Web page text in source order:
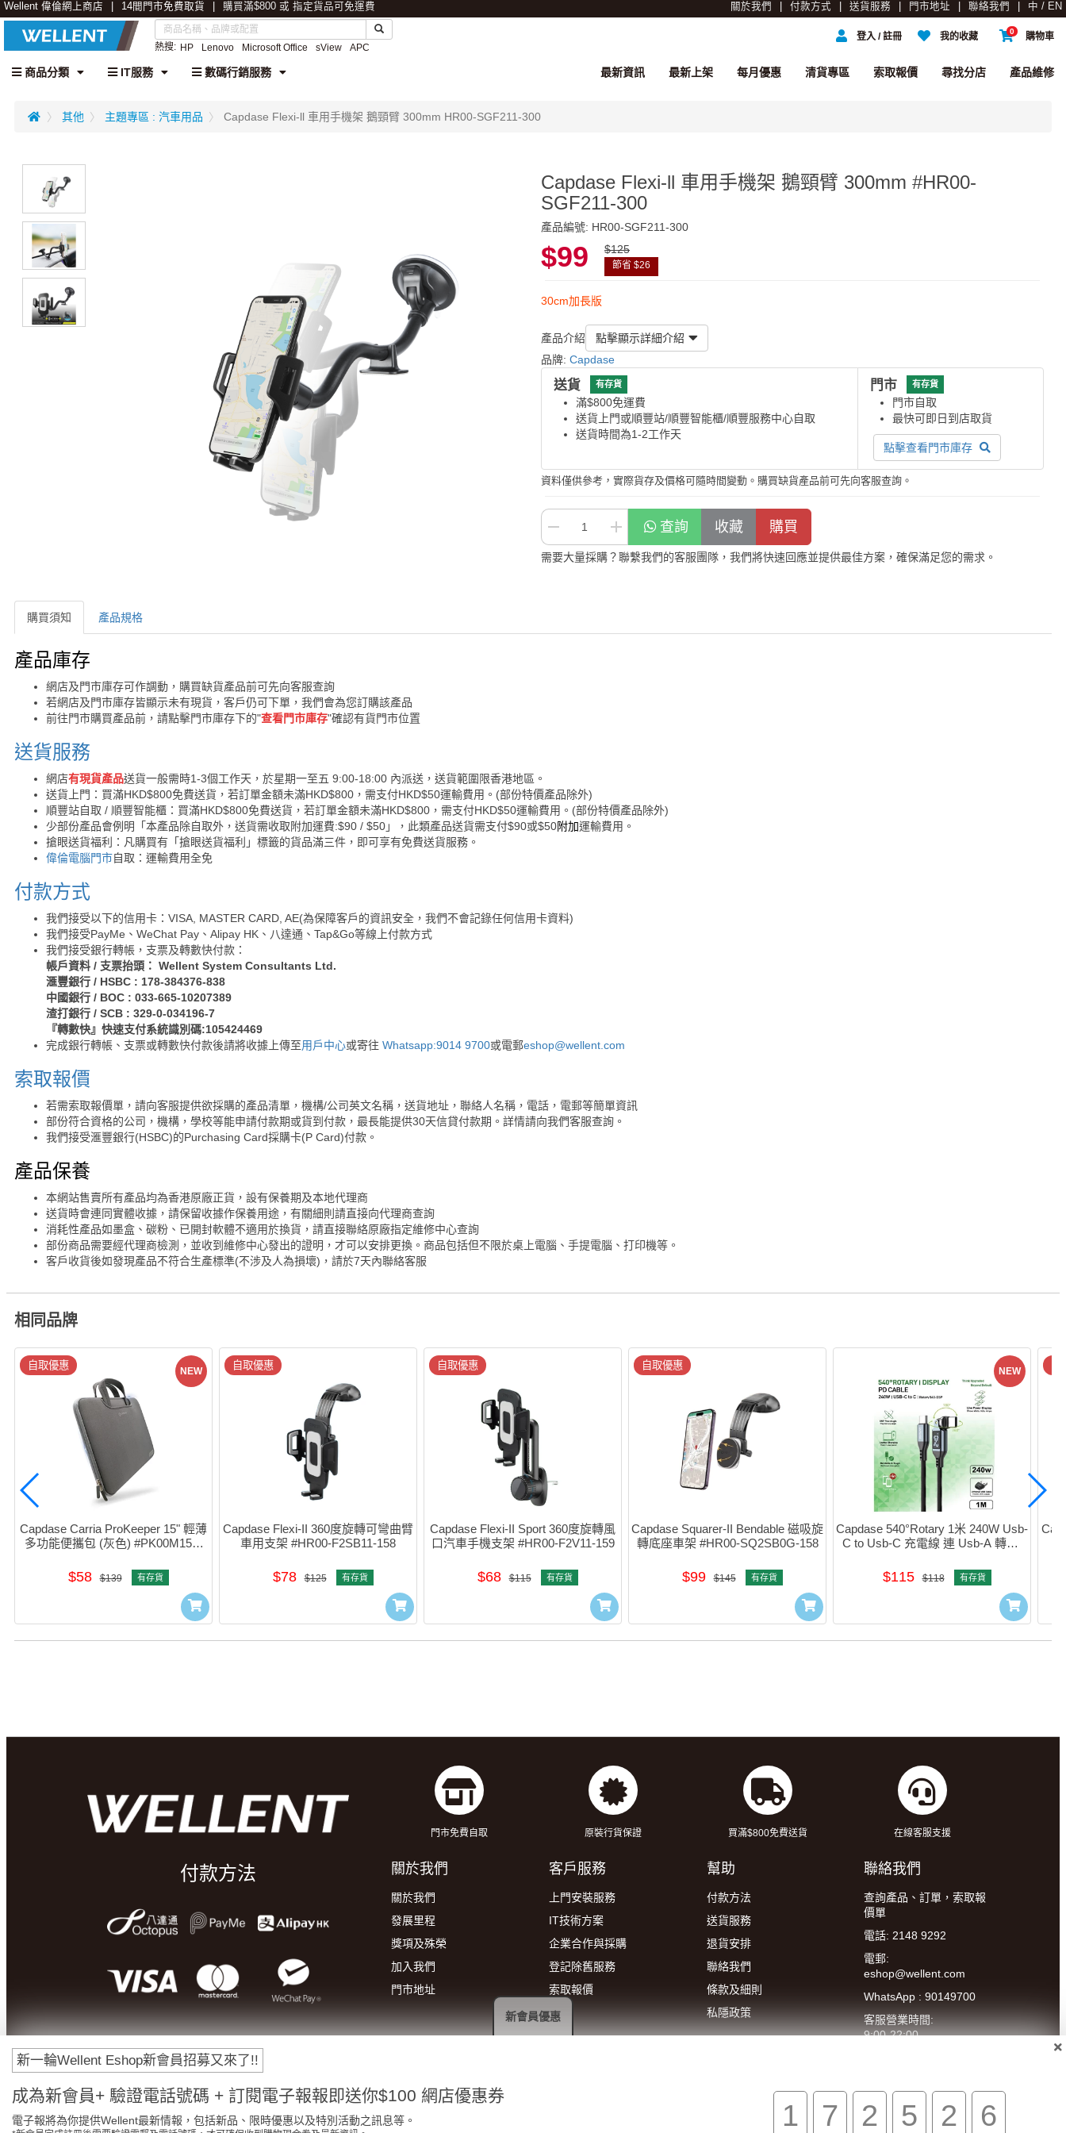
Wellent 偉倫網上商店 14間門市免費取貨 購買滿$800 或 指定貨品可免運費 關於我們 付款方式 送貨服務 門市地址 聯絡我們 中 / EN
熱搜: HP Lenovo Microsoft Office sView APC
0 購物車
我的收藏
登入 / 註冊
商品分類 IT服務 數碼行銷服務 產品維修
尋找分店
索取報價
清貨專區
每月優惠
最新上架
最新資訊
其他 主題專區 : 汽車用品 Capdase Flexi-ll 車用手機架 鵝頸臂 300mm HR00-SGF211-300
Capdase Flexi-ll 車用手機架 鵝頸臂 300mm #HR00-
SGF211-300
產品編號: HR00-SGF211-300
$99 $125
節省 $26
30cm加長版
產品介紹
點擊顯示詳細介紹
品牌: Capdase
送貨 有存貨
滿$800免運費
送貨上門或順豐站/順豐智能櫃/順豐服務中心自取
送貨時間為1-2工作天
門市 有存貨
門市自取
最快可即日到店取貨
點擊查看門市庫存
資料僅供參考，實際貨存及價格可隨時間變動。購買缺貨產品前可先向客服查詢。
查詢
需要大量採購？聯繫我們的客服團隊，我們將快速回應並提供最佳方案，確保滿足您的需求。
購買須知 產品規格
購買須知
產品庫存
網店及門市庫存可作調動，購買缺貨產品前可先向客服查詢
若網店及門市庫存皆顯示未有現貨，客戶仍可下單，我們會為您訂購該產品
前往門市購買產品前，請點擊門市庫存下的"查看門市庫存"確認有貨門市位置
送貨服務
網店有現貨產品送貨一般需時1-3個工作天，於星期一至五 9:00-18:00 內派送，送貨範圍限香港地區。
送貨上門：買滿HKD$800免費送貨，若訂單金額未滿HKD$800，需支付HKD$50運輸費用。(部份特價產品除外)
順豐站自取 / 順豐智能櫃：買滿HKD$800免費送貨，若訂單金額未滿HKD$800，需支付HKD$50運輸費用。(部份特價產品除外)
少部份產品會例明「本產品除自取外，送貨需收取附加運費:$90 / $50」，此類產品送貨需支付$90或$50附加運輸費用。
搶眼送貨福利：凡購買有「搶眼送貨福利」標籤的貨品滿三件，即可享有免費送貨服務。
偉倫電腦門市自取：運輸費用全免
付款方式
我們接受以下的信用卡：VISA, MASTER CARD, AE(為保障客戶的資訊安全，我們不會記錄任何信用卡資料)
我們接受PayMe、WeChat Pay、Alipay HK、八達通、Tap&Go等線上付款方式
我們接受銀行轉帳，支票及轉數快付款：
帳戶資料 / 支票抬頭： Wellent System Consultants Ltd.
滙豐銀行 / HSBC : 178-384376-838
中國銀行 / BOC : 033-665-10207389
渣打銀行 / SCB : 329-0-034196-7
『轉數快』快速支付系統識別碼:105424469
完成銀行轉帳、支票或轉數快付款後請將收據上傳至用戶中心或寄往 Whatsapp:9014 9700或電郵eshop@wellent.com
索取報價
若需索取報價單，請向客服提供欲採購的產品清單，機構/公司英文名稱，送貨地址，聯絡人名稱，電話，電郵等簡單資訊
部份符合資格的公司，機構，學校等能申請付款期或貨到付款，最長能提供30天信貸付款期。詳情請向我們客服查詢。
我們接受滙豐銀行(HSBC)的Purchasing Card採購卡(P Card)付款。
產品保養
本網站售賣所有產品均為香港原廠正貨，設有保養期及本地代理商
送貨時會連同實體收據，請保留收據作保養用途，有關細則請直接向代理商查詢
消耗性產品如墨盒、碳粉、已開封軟體不適用於換貨，請直接聯絡原廠指定維修中心查詢
部份商品需要經代理商檢測，並收到維修中心發出的證明，才可以安排更換。商品包括但不限於桌上電腦、手提電腦、打印機等。
客戶收貨後如發現產品不符合生產標準(不涉及人為損壞)，請於7天內聯絡客服
相同品牌
自取優惠 NEW
Capdase Carria ProKeeper 15" 輕薄
多功能便攜包 (灰色) #PK00M150-
$58 $139 有存貨
自取優惠
Capdase Flexi-II 360度旋轉可彎曲臂
車用支架 #HR00-F2SB11-158
$78 $125 有存貨
自取優惠
Capdase Flexi-II Sport 360度旋轉風
口汽車手機支架 #HR00-F2V11-159
$68 $115 有存貨
自取優惠
Capdase Squarer-II Bendable 磁吸旋
轉底座車架 #HR00-SQ2SB0G-158
$99 $145 有存貨
NEW
Capdase 540°Rotary 1米 240W Usb-
C to Usb-C 充電線 連 Usb-A 轉頭
$115 $118 有存貨
付款方法
門市免費自取 原裝行貨保證 買滿$800免費送貨 在線客服支援
關於我們
關於我們
發展里程
獎項及殊榮
加入我們
門市地址
客戶服務
上門安裝服務
IT技術方案
企業合作與採購
登記除舊服務
索取報價
幫助
付款方法
送貨服務
退貨安排
聯絡我們
條款及細則
私隱政策
聯絡我們
查詢產品、訂單，索取報
價單
電話: 2148 9292
電郵:
eshop@wellent.com
WhatsApp : 90149700
客服營業時間:
9:00-22:00
新一輪Wellent Eshop新會員招募又來了!!
成為新會員+ 驗證電話號碼 + 訂閱電子報報即送你$100 網店優惠券
電子報將為你提供Wellent最新情報，包括新品、限時優惠以及特別活動之訊息等。 1 7 2 5 2 6
新會員優惠